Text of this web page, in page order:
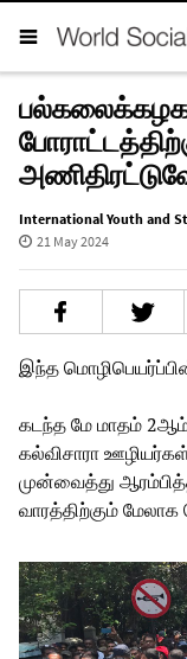
பல்கலைக்கழக
International Youth and
21 May 2024
இந்த
கடந்த மே மாதம் 2ஆம்
கல்விசாரா
முன்வைத்து
வாரத்திற்கும்